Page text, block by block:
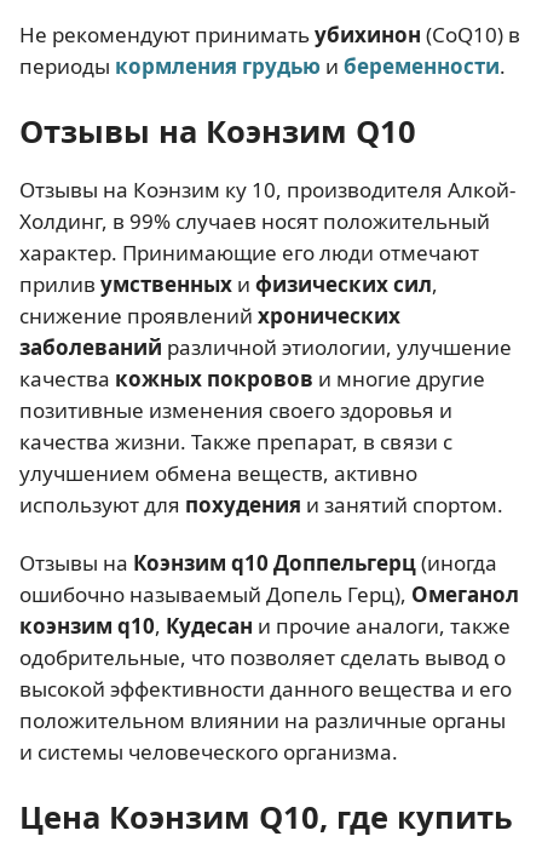
Не рекомендуют приниматьубихинон (CoQ10) в
периоды кормления грудью и беременности.
Отзывы на Коэнзим Q10
Отзывы на Коэнзим ку 10, производителя Алкой-
Холдинг, в 99% случаев носят положительный
характер. Принимающие его люди отмечают
прилив умственных и физических сил,
снижение проявлений хронических
заболеваний различной этиологии, улучшение
качества кожных покровов и многие другие
позитивные изменения своего здоровья и
качества жизни. Также препарат, в связи с
улучшением обмена веществ, активно
используют для похудения и занятий спортом.
Отзывы на Коэнзим q10 Доппельгерц(иногда
ошибочно называемый Допель Герц), Омеганол
коэнзим q10, Кудесан и прочие аналоги, также
одобрительные, что позволяет сделать вывод о
высокой эффективности данного вещества и его
положительном влиянии на различные органы
и системы человеческого организма.
Цена Коэнзим Q10, где купить